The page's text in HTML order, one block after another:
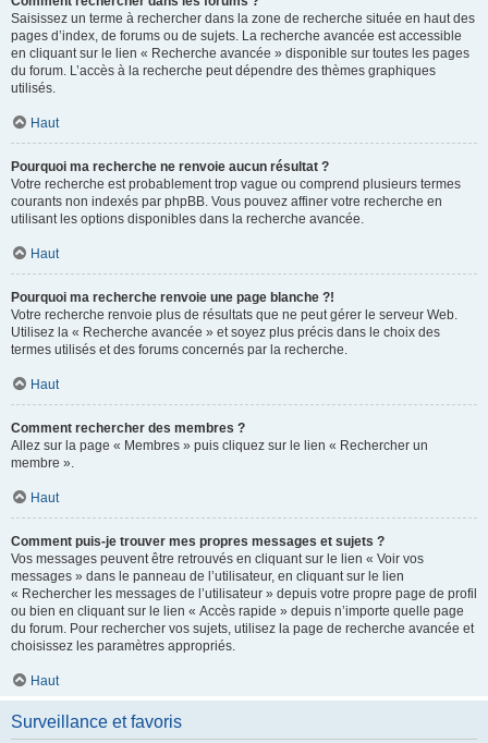
Saisissez un terme à rechercher dans la zone de recherche située en haut des
pages d’index, de forums ou de sujets. La recherche avancée est accessible
en cliquant sur le lien « Recherche avancée » disponible sur toutes les pages
du forum. L’accès à la recherche peut dépendre des thèmes graphiques
utilisés.
Haut
Pourquoi ma recherche ne renvoie aucun résultat ?
Votre recherche est probablement trop vague ou comprend plusieurs termes
courants non indexés par phpBB. Vous pouvez affiner votre recherche en
utilisant les options disponibles dans la recherche avancée.
Haut
Pourquoi ma recherche renvoie une page blanche ?!
Votre recherche renvoie plus de résultats que ne peut gérer le serveur Web.
Utilisez la « Recherche avancée » et soyez plus précis dans le choix des
termes utilisés et des forums concernés par la recherche.
Haut
Comment rechercher des membres ?
Allez sur la page « Membres » puis cliquez sur le lien « Rechercher un
membre ».
Haut
Comment puis-je trouver mes propres messages et sujets ?
Vos messages peuvent être retrouvés en cliquant sur le lien « Voir vos
messages » dans le panneau de l’utilisateur, en cliquant sur le lien
« Rechercher les messages de l’utilisateur » depuis votre propre page de profil
ou bien en cliquant sur le lien « Accès rapide » depuis n’importe quelle page
du forum. Pour rechercher vos sujets, utilisez la page de recherche avancée et
choisissez les paramètres appropriés.
Haut
Surveillance et favoris